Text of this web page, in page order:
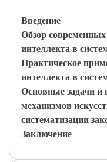
Введение
Обзор современных
интеллекта в
Практическое
интеллекта в
Основные задачи и
механизмов
систематизации
Заключение